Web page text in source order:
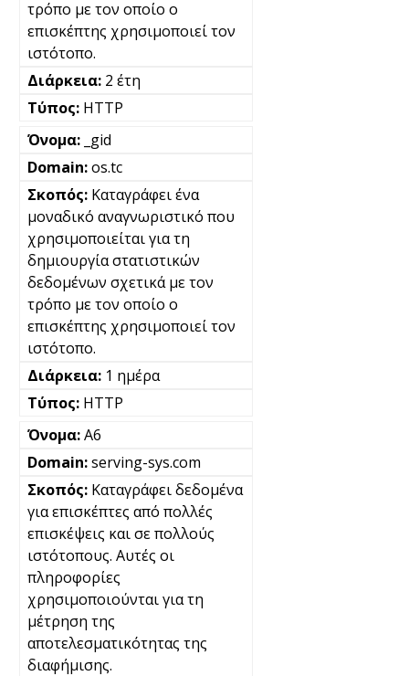
τρόπο με τον οποίο ο
επισκέπτης χρησιμοποιεί τον
ιστότοπο.
2 έτη
HTTP
_gid
os.tc
Καταγράφει ένα
μοναδικό αναγνωριστικό που
χρησιμοποιείται για τη
δημιουργία στατιστικών
δεδομένων σχετικά με τον
τρόπο με τον οποίο ο
επισκέπτης χρησιμοποιεί τον
ιστότοπο.
1 ημέρα
HTTP
A6
serving-sys.com
Καταγράφει δεδομένα
για επισκέπτες από πολλές
επισκέψεις και σε πολλούς
ιστότοπους. Αυτές οι
πληροφορίες
χρησιμοποιούνται για τη
μέτρηση της
αποτελεσματικότητας της
διαφήμισης.